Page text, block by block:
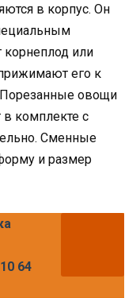
в корпус. Он
или
его к
Порезанные овощи
в комплекте с
Сменные
и размер
64